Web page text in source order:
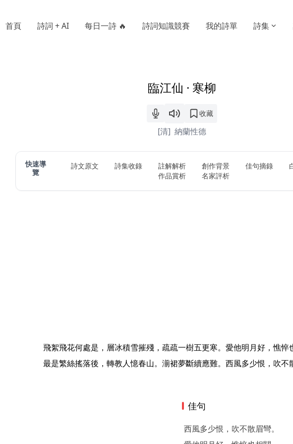
首頁 詩詞 + AI 每日一詩 🔥 詩詞知識競賽 我的詩單 詩集
臨江仙 · 寒柳
收藏
[清] 納蘭性德
快速導
覽
詩文原文 詩集收錄 註解解析 創作背景 佳句摘錄
作品賞析
名家評析
飛絮飛花何處是，層冰積雪摧殘，疏疏一樹五更寒。愛他明月好，憔悴
最是繁絲搖落後，轉教人憶春山。湔裙夢斷續應難。西風多少恨，吹不
佳句
西風多少恨，吹不散眉彎。